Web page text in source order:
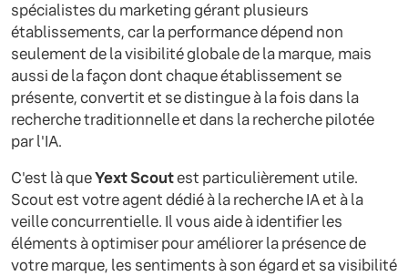
spécialistes du marketing gérant plusieurs
établissements, car la performance dépend non
seulement de la visibilité globale de la marque, mais
aussi de la façon dont chaque établissement se
présente, convertit et se distingue à la fois dans la
recherche traditionnelle et dans la recherche pilotée
par l'IA.
C'est là queYext Scoutest particulièrement utile.
Scout est votre agent dédié à la recherche IA et à la
veille concurrentielle. Il vous aide à identifier les
éléments à optimiser pour améliorer la présence de
votre marque, les sentiments à son égard et sa visibilité